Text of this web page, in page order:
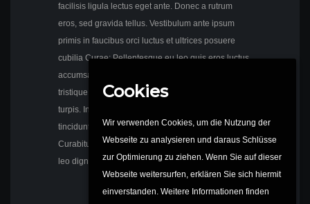
facilisis ligula lectus eget ante. Donec a rutrum
eros, sed gravida tellus. Vestibulum ante ipsum
primis in faucibus orci luctus et ultrices posuere
cubilia Curae; Pellentesque eu leo quis eros luctus
accumsan. Cras mattis mauris sed ex convallis, vel
tristique sem iaculis. Phasellus eget elementum
turpis. Integer non orci turpis. Duis nisl diam,
tincidunt dapibus egestas nec, pretium vel erat.
Curabitur dapibus dui vel justo venenatis, id laoreet
leo dignissim.
Cookies
Wir verwenden Cookies, um die Nutzung der
Webseite zu analysieren und daraus Schlüsse
zur Optimierung zu ziehen. Wenn Sie auf dieser
Webseite weitersurfen, erklären Sie sich hiermit
einverstanden. Weitere Informationen finden